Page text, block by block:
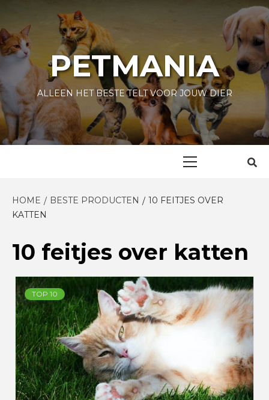
content
PETMANIA
ALLEEN HET BESTE TELT VOOR JOUW DIER
HOME BESTE PRODUCTEN
10 FEITJES OVER
KATTEN
10 feitjes over katten
TOP 10